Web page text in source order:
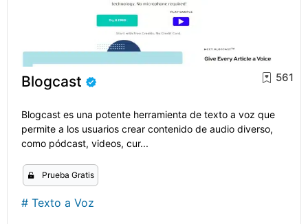
Blogcast 561
Blogcast es una potente herramienta de texto a voz que
permite a los usuarios crear contenido de audio diverso,
como pódcast, videos, cur...
Prueba Gratis
# Texto a Voz